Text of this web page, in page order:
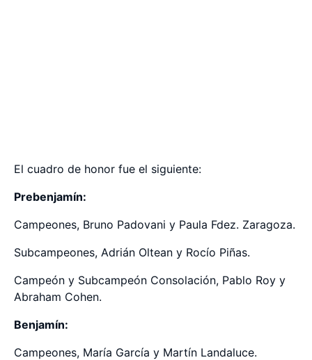
El cuadro de honor fue el siguiente:
Prebenjamín:
Campeones, Bruno Padovani y Paula Fdez. Zaragoza.
Subcampeones, Adrián Oltean y Rocío Piñas.
Campeón y Subcampeón Consolación, Pablo Roy y
Abraham Cohen.
Benjamín:
Campeones, María García y Martín Landaluce.